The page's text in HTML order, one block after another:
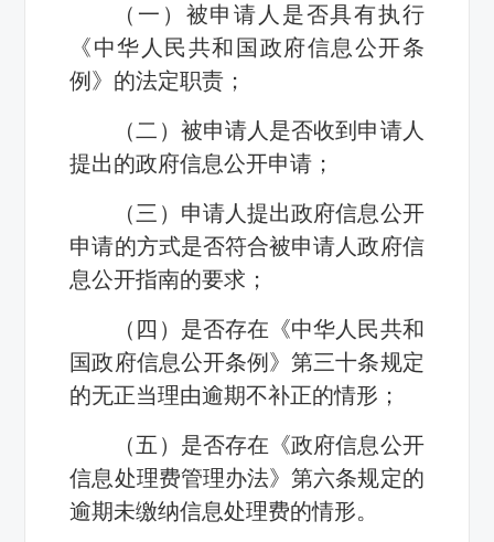
（一）被申请人是否具有执行
《中华人民共和国政府信息公开条
例》的法定职责；
（二）被申请人是否收到申请人
提出的政府信息公开申请；
（三）申请人提出政府信息公开
申请的方式是否符合被申请人政府信
息公开指南的要求；
（四）是否存在《中华人民共和
国政府信息公开条例》第三十条规定
的无正当理由逾期不补正的情形；
（五）是否存在《政府信息公开
信息处理费管理办法》第六条规定的
逾期未缴纳信息处理费的情形。